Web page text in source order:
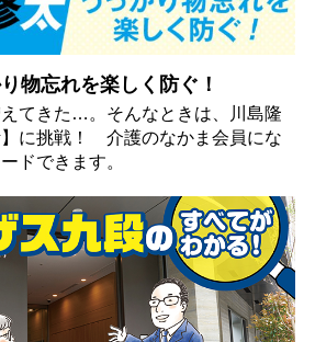
物忘れを楽しく防ぐ！
てきた…。そんなときは、川島隆
に挑戦！ 介護のなかま会員にな
ドできます。